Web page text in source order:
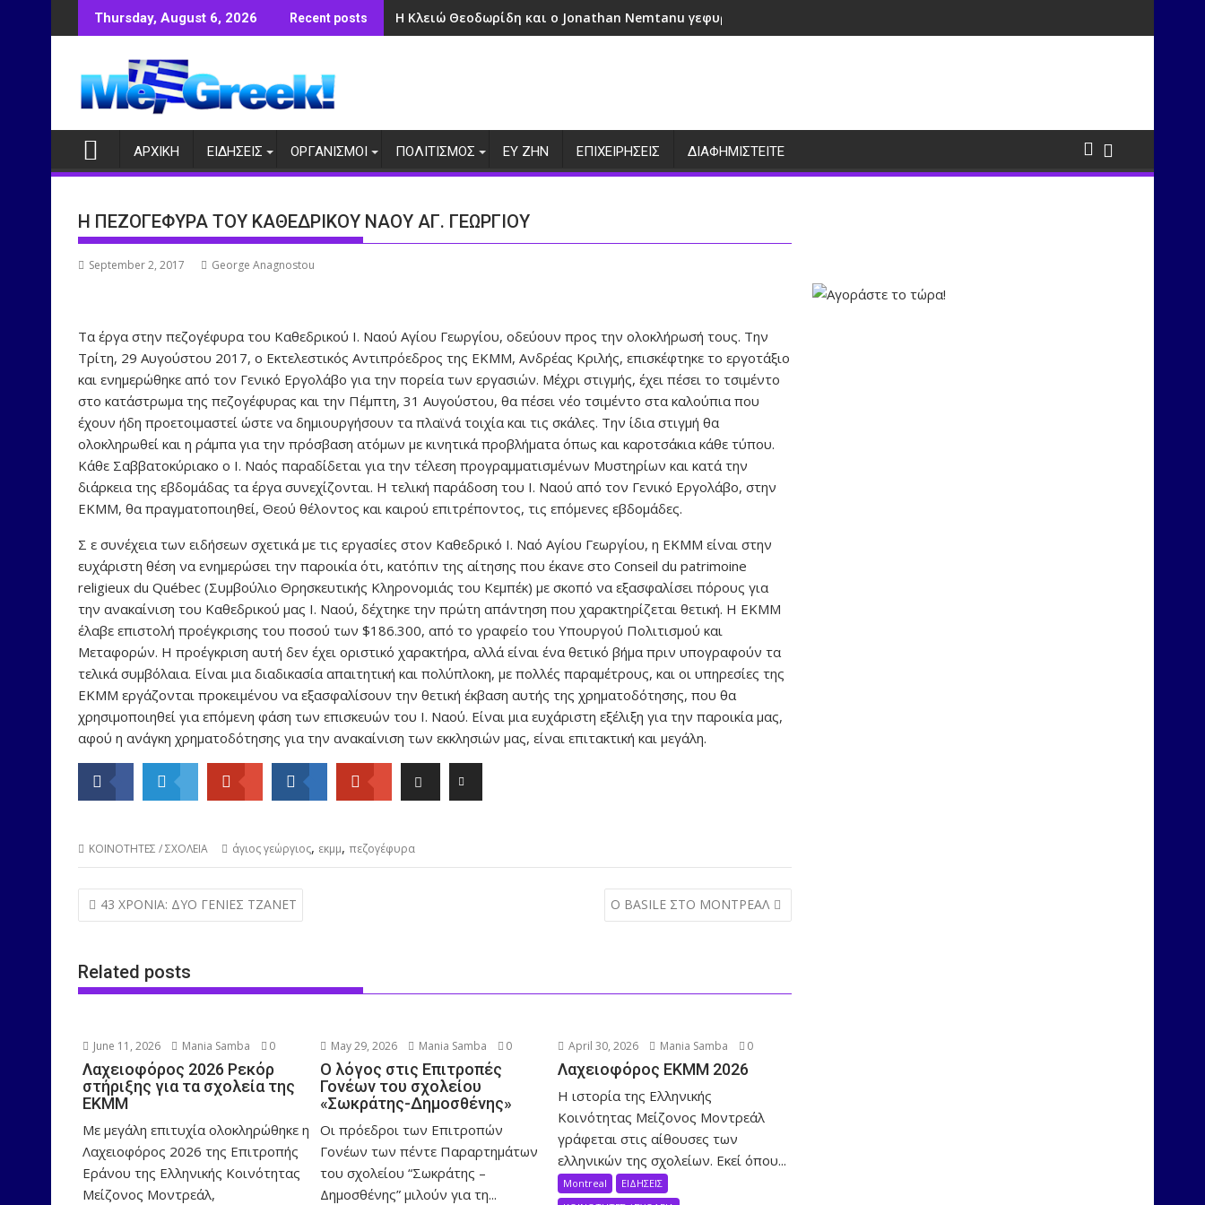
to
Thursday, August 6, 2026 Recent posts Η Κλειώ Θεοδωρίδη και ο Jonathan Nemtanu γεφυρώνουν πολιτισμούς μέσα από τη μουσική
ΑΡΧΙΚΗ ΕΙΔΗΣΕΙΣ ΟΡΓΑΝΙΣΜΟΙ ΠΟΛΙΤΙΣΜΟΣ ΕΥ ΖΗΝ ΕΠΙΧΕΙΡΗΣΕΙΣ ΔΙΑΦΗΜΙΣΤΕΙΤΕ
Η ΠΕΖΟΓΕΦΥΡΑ ΤΟΥ ΚΑΘΕΔΡΙΚΟΥ ΝΑΟΥ ΑΓ. ΓΕΩΡΓΙΟΥ
September 2, 2017 George Anagnostou
Τα έργα στην πεζογέφυρα του Καθεδρικού Ι. Ναού Αγίου Γεωργίου, οδεύουν προς την ολοκλήρωσή τους. Την
Τρίτη, 29 Αυγούστου 2017, ο Εκτελεστικός Αντιπρόεδρος της ΕΚΜΜ, Ανδρέας Κριλής, επισκέφτηκε το εργοτάξιο
και ενημερώθηκε από τον Γενικό Εργολάβο για την πορεία των εργασιών. Μέχρι στιγμής, έχει πέσει το τσιμέντο
στο κατάστρωμα της πεζογέφυρας και την Πέμπτη, 31 Αυγούστου, θα πέσει νέο τσιμέντο στα καλούπια που
έχουν ήδη προετοιμαστεί ώστε να δημιουργήσουν τα πλαϊνά τοιχία και τις σκάλες. Την ίδια στιγμή θα
ολοκληρωθεί και η ράμπα για την πρόσβαση ατόμων με κινητικά προβλήματα όπως και καροτσάκια κάθε τύπου.
Κάθε Σαββατοκύριακο ο Ι. Ναός παραδίδεται για την τέλεση προγραμματισμένων Μυστηρίων και κατά την
διάρκεια της εβδομάδας τα έργα συνεχίζονται. Η τελική παράδοση του Ι. Ναού από τον Γενικό Εργολάβο, στην
ΕΚΜΜ, θα πραγματοποιηθεί, Θεού θέλοντος και καιρού επιτρέποντος, τις επόμενες εβδομάδες.
Σ ε συνέχεια των ειδήσεων σχετικά με τις εργασίες στον Καθεδρικό Ι. Ναό Αγίου Γεωργίου, η ΕΚΜΜ είναι στην
ευχάριστη θέση να ενημερώσει την παροικία ότι, κατόπιν της αίτησης που έκανε στο Conseil du patrimoine
religieux du Québec (Συμβούλιο Θρησκευτικής Κληρονομιάς του Κεμπέκ) με σκοπό να εξασφαλίσει πόρους για
την ανακαίνιση του Καθεδρικού μας Ι. Ναού, δέχτηκε την πρώτη απάντηση που χαρακτηρίζεται θετική. Η ΕΚΜΜ
έλαβε επιστολή προέγκρισης του ποσού των $186.300, από το γραφείο του Υπουργού Πολιτισμού και
Μεταφορών. Η προέγκριση αυτή δεν έχει οριστικό χαρακτήρα, αλλά είναι ένα θετικό βήμα πριν υπογραφούν τα
τελικά συμβόλαια. Είναι μια διαδικασία απαιτητική και πολύπλοκη, με πολλές παραμέτρους, και οι υπηρεσίες της
ΕΚΜΜ εργάζονται προκειμένου να εξασφαλίσουν την θετική έκβαση αυτής της χρηματοδότησης, που θα
χρησιμοποιηθεί για επόμενη φάση των επισκευών του Ι. Ναού. Είναι μια ευχάριστη εξέλιξη για την παροικία μας,
αφού η ανάγκη χρηματοδότησης για την ανακαίνιση των εκκλησιών μας, είναι επιτακτική και μεγάλη.
ΚΟΙΝΟΤΗΤΕΣ / ΣΧΟΛΕΙΑ άγιος γεώργιος, εκμμ, πεζογέφυρα
Post
navigation
43 ΧΡΟΝΙΑ: ΔΥΟ ΓΕΝΙΕΣ TZANET Ο BASILE ΣΤΟ ΜΟΝΤΡΕΑΛ
Related posts
June 11, 2026 Mania Samba 0
Λαχειοφόρος 2026 Ρεκόρ
στήριξης για τα σχολεία της
ΕΚΜΜ
Με μεγάλη επιτυχία ολοκληρώθηκε η
Λαχειοφόρος 2026 της Επιτροπής
Εράνου της Ελληνικής Κοινότητας
Μείζονος Μοντρεάλ,
May 29, 2026 Mania Samba 0
Ο λόγος στις Επιτροπές
Γονέων του σχολείου
«Σωκράτης-Δημοσθένης»
Οι πρόεδροι των Επιτροπών
Γονέων των πέντε Παραρτημάτων
του σχολείου “Σωκράτης –
Δημοσθένης” μιλούν για τη...
April 30, 2026 Mania Samba 0
Λαχειοφόρος ΕΚΜΜ 2026
Η ιστορία της Ελληνικής
Κοινότητας Μείζονος Μοντρεάλ
γράφεται στις αίθουσες των
ελληνικών της σχολείων. Eκεί όπου...
Montreal
ΕΙΔΗΣΕΙΣ